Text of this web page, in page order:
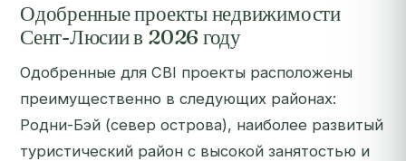
Одобренные проекты недвижимости
Сент-Люсии в 2026 году
Одобренные для CBI проекты расположены
преимущественно в следующих районах:
Родни-Бэй (север острова), наиболее развитый
туристический район с высокой занятостью и